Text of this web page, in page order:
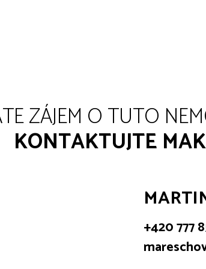
ZÁJEM O TUTO
KONTAKTUJTE
+420 777